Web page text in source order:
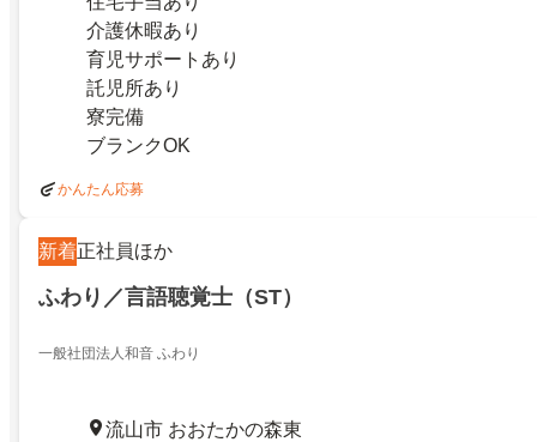
介護休暇あり
育児サポートあり
託児所あり
寮完備
ブランクOK
かんたん応募
新着正社員ほか
ふわり／言語聴覚士（ST）
一般社団法人和音 ふわり
流山市 おおたかの森東